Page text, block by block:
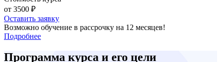
от 3500 ₽
Оставить заявку
Возможно обучение в рассрочку на 12 месяцев!
Подробнее
Программа курса и его цели